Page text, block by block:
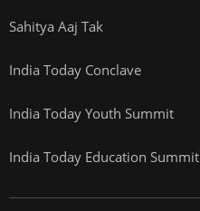
Sahitya Aaj Tak
India Today Conclave
India Today Youth Summit
India Today Education Summit